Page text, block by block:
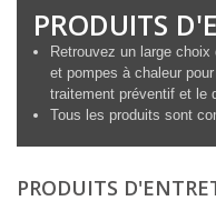
PRODUITS
Retrouvez un large
et pompes à chaleur
traitement préventif et le
Tous les produits sont
PRODUITS